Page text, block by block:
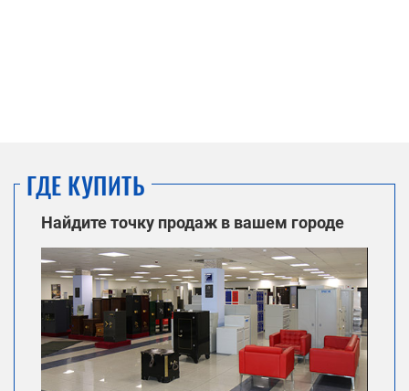
ГДЕ КУПИТЬ
Найдите точку продаж в вашем городе